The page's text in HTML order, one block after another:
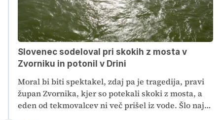
Slovenec sodeloval pri skokih z mosta v
Zvorniku in potonil v Drini
Moral bi biti spektakel, zdaj pa je tragedija, pravi
župan Zvornika, kjer so potekali skoki z mosta, a
eden od tekmovalcev ni več prišel iz vode. Šlo naj